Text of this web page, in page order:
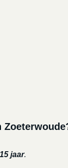
jaar.